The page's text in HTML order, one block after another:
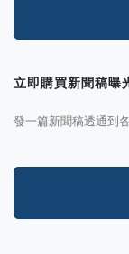
立即購買新聞稿曝
發一篇新聞稿透通到